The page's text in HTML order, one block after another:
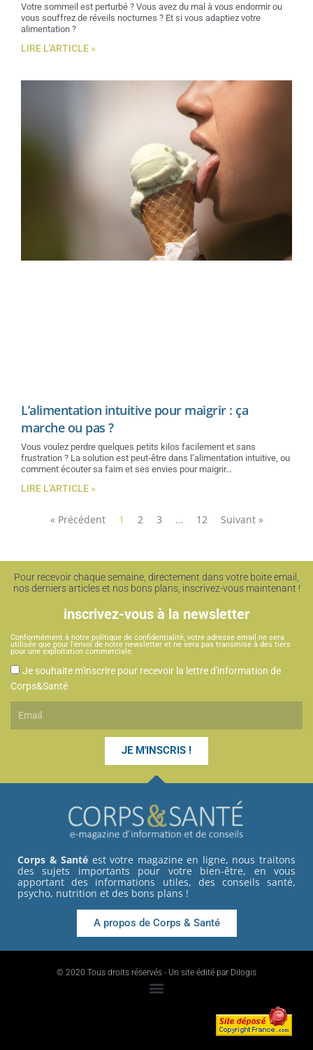
Votre sommeil est perturbé ? Vous avez du mal à vous endormir ou
vous souffrez de réveils nocturnes ? Et si vous adaptiez votre
alimentation ?
LIRE L'ARTICLE »
L’alimentation intuitive pour maigrir : ça
marche ou pas ?
Vous voulez perdre quelques petits kilos facilement et sans
frustration ? La solution est peut-être dans l’alimentation intuitive, ou
comment écouter sa faim et ses envies pour maigrir…
LIRE L'ARTICLE »
« Précédent 1 2 3 … 12 Suivant »
inscrivez-vous à la newsletter
Conformément à notre politique de confidentialité, votre adresse email ne sera
utilisée que pour l'envoi de notre newsletter et ne sera pas transmise à des tiers
pour une exploitation commerciale.
CGUJe souhaite m'inscrire pour recevoir la lettre d'information de
Corps&Santé
JE M'INSCRIS !
Pour recevoir chaque semaine, directement dans votre boite email,
nos derniers articles et nos bons plans, inscrivez-vous maintenant !
Corps & Santé est votre magazine en ligne, nous traitons
des sujets importants pour votre bien-être, en vous
apportant des informations utiles, des conseils santé,
psycho, nutrition et des bons plans !
A propos de Corps & Santé
© 2020 Tous droits réservés - Un site édité par Dilogis